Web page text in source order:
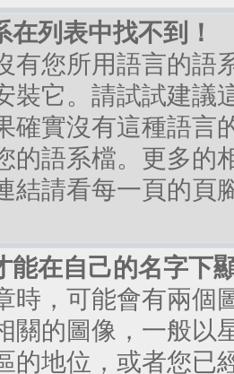
在列表中找不到！
有您所用語言的語
裝它。請試試建議
確實沒有這種語言
的語系檔。更多的
結請看每一頁的頁
能在自己的名字下
時，可能會有兩個
關的圖像，一般以
的地位，或者您已